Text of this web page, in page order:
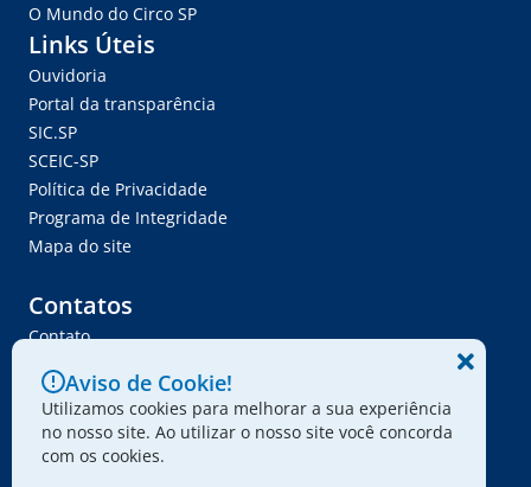
O Mundo do Circo SP
Links Úteis
Ouvidoria
Portal da transparência
SIC.SP
SCEIC-SP
Política de Privacidade
Programa de Integridade
Mapa do site
Contatos
Contato
Ser Fornecedor
Envie seu projeto
Aviso de Cookie!
Utilizamos cookies para melhorar a sua experiência
no nosso site. Ao utilizar o nosso site você concorda
com os cookies.